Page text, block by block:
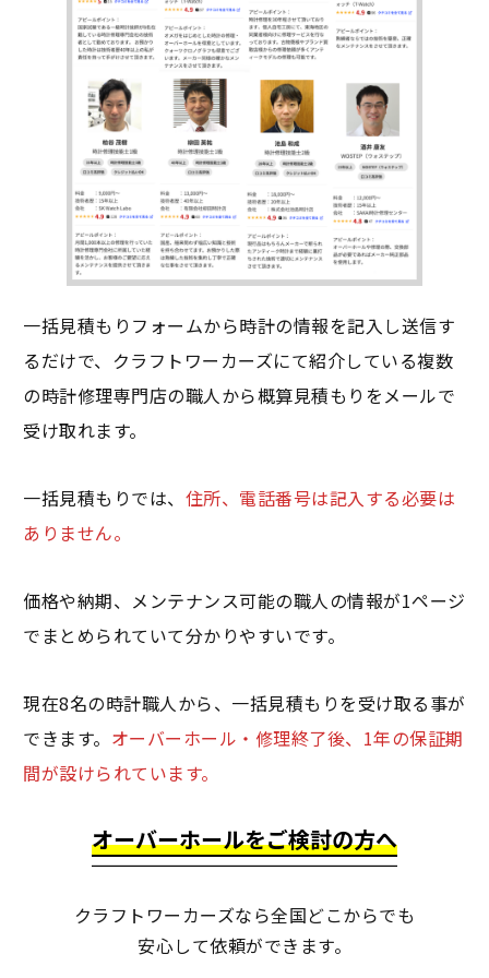
一括見積もりフォームから時計の情報を記入し送信す
るだけで、クラフトワーカーズにて紹介している複数
の時計修理専門店の職人から概算見積もりをメールで
受け取れます。
一括見積もりでは、 住所、電話番号は記入する必要は
ありません。
価格や納期、メンテナンス可能の職人の情報が1ページ
でまとめられていて分かりやすいです。
現在8名の時計職人から、一括見積もりを受け取る事が
できます。 オーバーホール・修理終了後、1年の保証期
間が設けられています。
オーバーホールをご検討の方へ
クラフトワーカーズなら全国どこからでも
安心して依頼ができます。